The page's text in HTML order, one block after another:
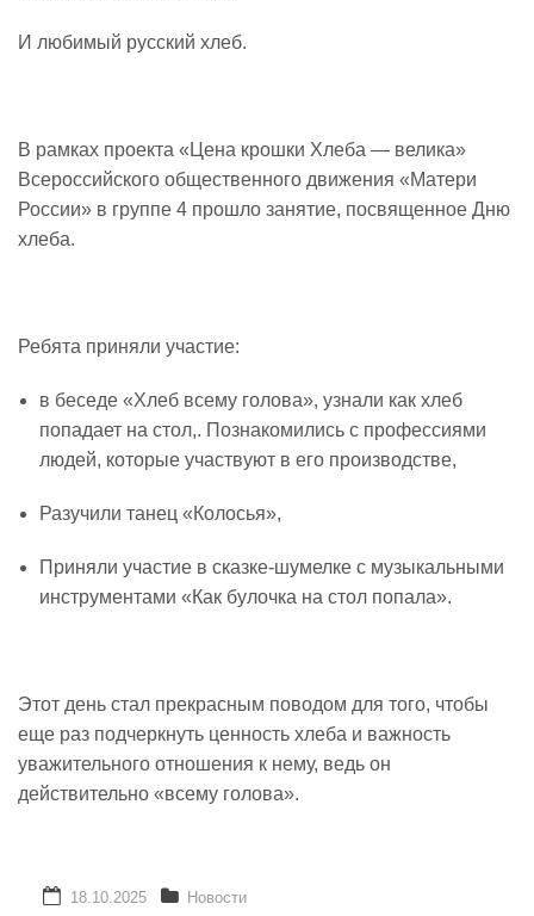
И любимый русский хлеб.
В рамках проекта «Цена крошки Хлеба — велика»
Всероссийского общественного движения «Матери
России» в группе 4 прошло занятие, посвященное Дню
хлеба.
Ребята приняли участие:
в беседе «Хлеб всему голова», узнали как хлеб
попадает на стол,. Познакомились с профессиями
людей, которые участвуют в его производстве,
Разучили танец «Колосья»,
Приняли участие в сказке-шумелке с музыкальными
инструментами «Как булочка на стол попала».
Этот день стал прекрасным поводом для того, чтобы
еще раз подчеркнуть ценность хлеба и важность
уважительного отношения к нему, ведь он
действительно «всему голова».
18.10.2025 Новости